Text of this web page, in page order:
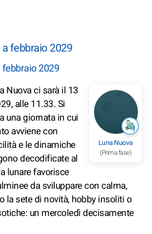
febbraio 2029
2029
Luna Nuova
(Prima fase)
Nuova ci sarà il 13
alle 11.33. Si
una giornata in cui
avviene con
e le dinamiche
decodificate al
lunare favorisce
da sviluppare con calma,
la sete di novità, hobby insoliti o
un mercoledì decisamente